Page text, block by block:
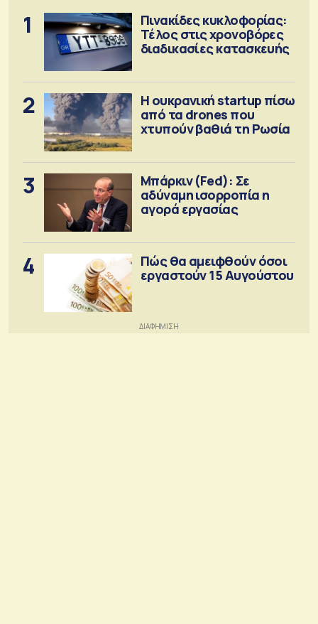
1
Πινακίδες κυκλοφορίας:
Τέλος στις χρονοβόρες
διαδικασίες κατασκευής
2
Η ουκρανική startup πίσω
από τα drones που
χτυπούν βαθιά τη Ρωσία
3
Μπάρκιν (Fed): Σε
αδύναμη ισορροπία η
αγορά εργασίας
4
Πώς θα αμειφθούν όσοι
εργαστούν 15 Αυγούστου